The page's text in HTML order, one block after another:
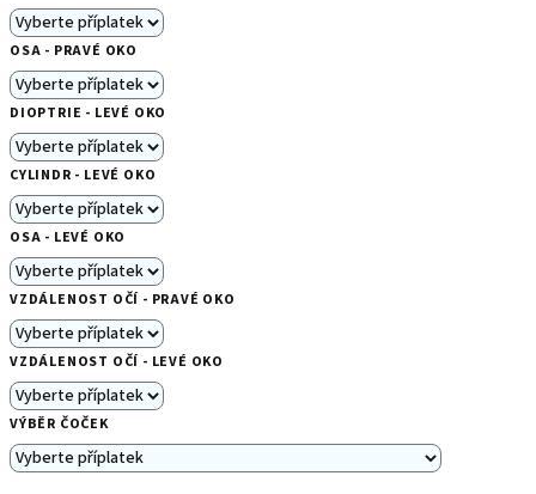
OSA - PRAVÉ OKO
DIOPTRIE - LEVÉ OKO
CYLINDR - LEVÉ OKO
OSA - LEVÉ OKO
VZDÁLENOST OČÍ - PRAVÉ OKO
VZDÁLENOST OČÍ - LEVÉ OKO
VÝBĚR ČOČEK